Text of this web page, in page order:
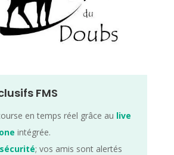
FMS
en temps réel grâce au live
intégrée.
sécurité; vos amis sont alertés